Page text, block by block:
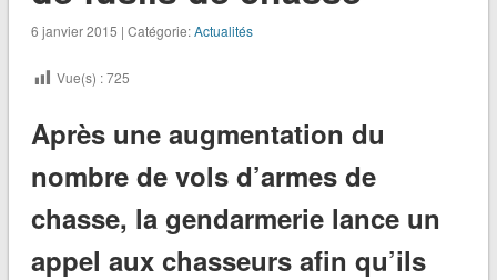
6 janvier 2015 | Catégorie:Actualités
Vue(s) :725
Après une augmentation du
nombre de vols d’armes de
chasse, la gendarmerie lance un
appel aux chasseurs afin qu’ils